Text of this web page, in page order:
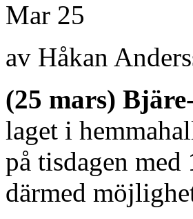
Mar 25
av Håkan
(25 mars)
laget i
på tisdagen med
därmed